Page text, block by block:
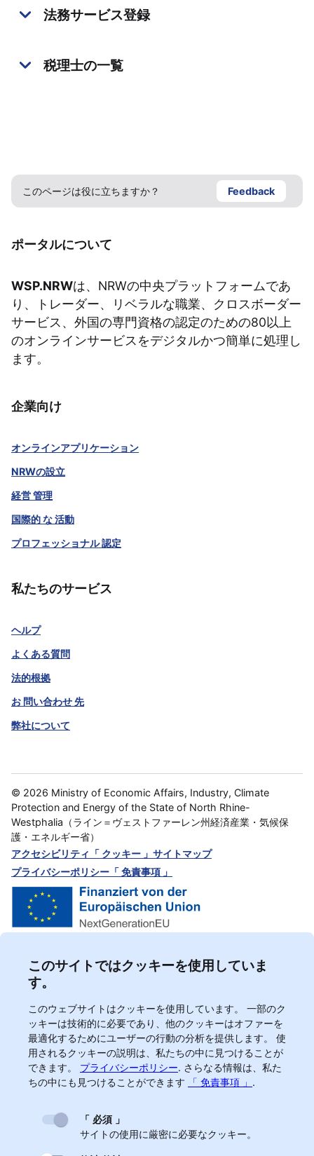
法務サービス登録
税理士の一覧
このページは役に立ちますか？ Feedback
ポータルについて
WSP.NRWは、NRWの中央プラットフォームであ
り、トレーダー、リベラルな職業、クロスボーダー
サービス、外国の専門資格の認定のための80以上
のオンラインサービスをデジタルかつ簡単に処理し
ます。
企業向け
オンラインアプリケーション
NRWの設立
経営 管理
国際的 な 活動
プロフェッショナル 認定
私たちのサービス
ヘルプ
よくある質問
法的根拠
お 問い合わせ 先
弊社について
© 2026 Ministry of Economic Affairs, Industry, Climate
Protection and Energy of the State of North Rhine-
Westphalia（ライン＝ヴェストファーレン州経済産業・気候保
護・エネルギー省）
アクセシビリティ 「 クッキー 」 サイトマップ
プライバシーポリシー 「 免責事項 」
このサイトではクッキーを使用していま
す。
このウェブサイトはクッキーを使用しています。 一部のク
ッキーは技術的に必要であり、他のクッキーはオファーを
最適化するためにユーザーの行動の分析を提供します。 使
用されるクッキーの説明は、私たちの中に見つけることが
できます。
プライバシーポリシー. さらなる情報は、私た
ちの中にも見つけることができます
「 免責事項 」 .
「 必須 」
サイトの使用に厳密に必要なクッキー。